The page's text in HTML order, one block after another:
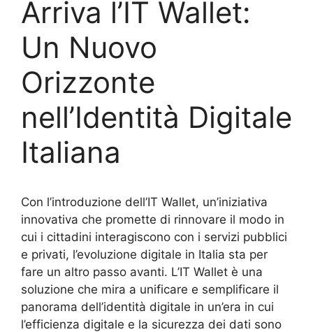
Arriva l’IT Wallet:
Un Nuovo
Orizzonte
nell’Identità Digitale
Italiana
Con l’introduzione dell’IT Wallet, un’iniziativa
innovativa che promette di rinnovare il modo in
cui i cittadini interagiscono con i servizi pubblici
e privati, l’evoluzione digitale in Italia sta per
fare un altro passo avanti. L’IT Wallet è una
soluzione che mira a unificare e semplificare il
panorama dell’identità digitale in un’era in cui
l’efficienza digitale e la sicurezza dei dati sono